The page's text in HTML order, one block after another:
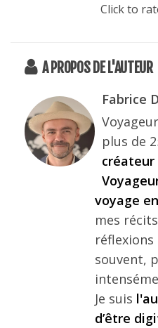
Click to
A PROPOS DE L'AUTEUR
Fabrice
plus de
créateur
voyage
mes
souvent,
Je suis
d’être